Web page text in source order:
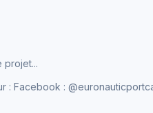
projet...
: Facebook :